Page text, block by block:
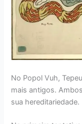
No Popol Vuh,
mais antigos.
sua hereditariedade.